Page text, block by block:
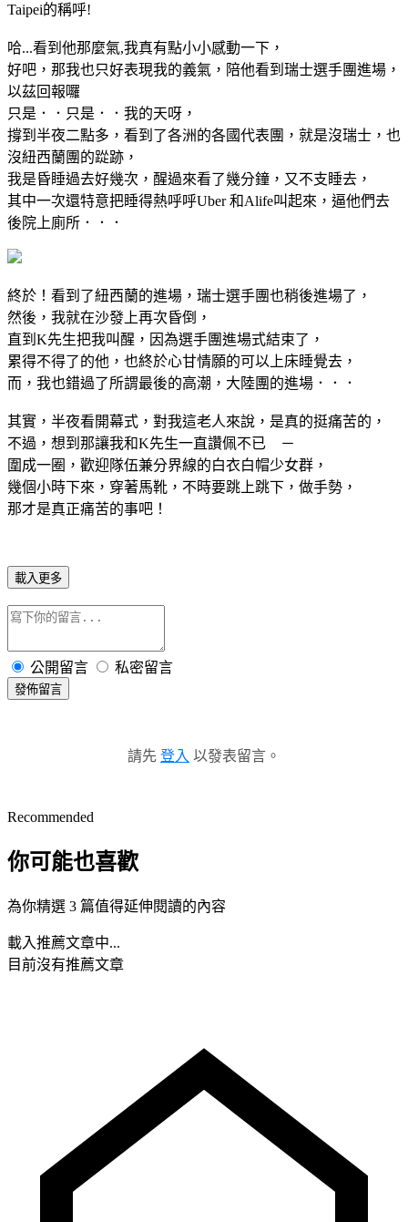
Taipei的稱呼!
哈...看到他那麼氣,我真有點小小感動一下，
好吧，那我也只好表現我的義氣，陪他看到瑞士選手團進場，
以茲回報囉
只是．．只是．．我的天呀，
撐到半夜二點多，看到了各洲的各國代表團，就是沒瑞士，也
沒紐西蘭團的踨跡，
我是昏睡過去好幾次，醒過來看了幾分鐘，又不支睡去，
其中一次還特意把睡得熱呼呼Uber 和Alife叫起來，逼他們去
後院上廁所．．．
終於！看到了紐西蘭的進場，瑞士選手團也稍後進場了，
然後，我就在沙發上再次昏倒，
直到K先生把我叫醒，因為選手團進場式結束了，
累得不得了的他，也終於心甘情願的可以上床睡覺去，
而，我也錯過了所謂最後的高潮，大陸團的進場．．．
其實，半夜看開幕式，對我這老人來說，是真的挺痛苦的，
不過，想到那讓我和K先生一直讚佩不已 －
圍成一圈，歡迎隊伍兼分界線的白衣白帽少女群，
幾個小時下來，穿著馬靴，不時要跳上跳下，做手勢，
那才是真正痛苦的事吧！
載入更多
公開留言 私密留言
發佈留言
請先 登入 以發表留言。
Recommended
你可能也喜歡
為你精選 3 篇值得延伸閱讀的內容
載入推薦文章中...
目前沒有推薦文章